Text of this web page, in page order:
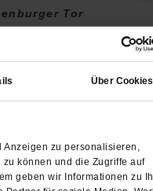
Über Cookies
Anzeigen zu personalisieren,
können und die Zugriffe auf
geben wir Informationen zu
Tor
Friede
mehr für die Linke
vorm Brandenburger